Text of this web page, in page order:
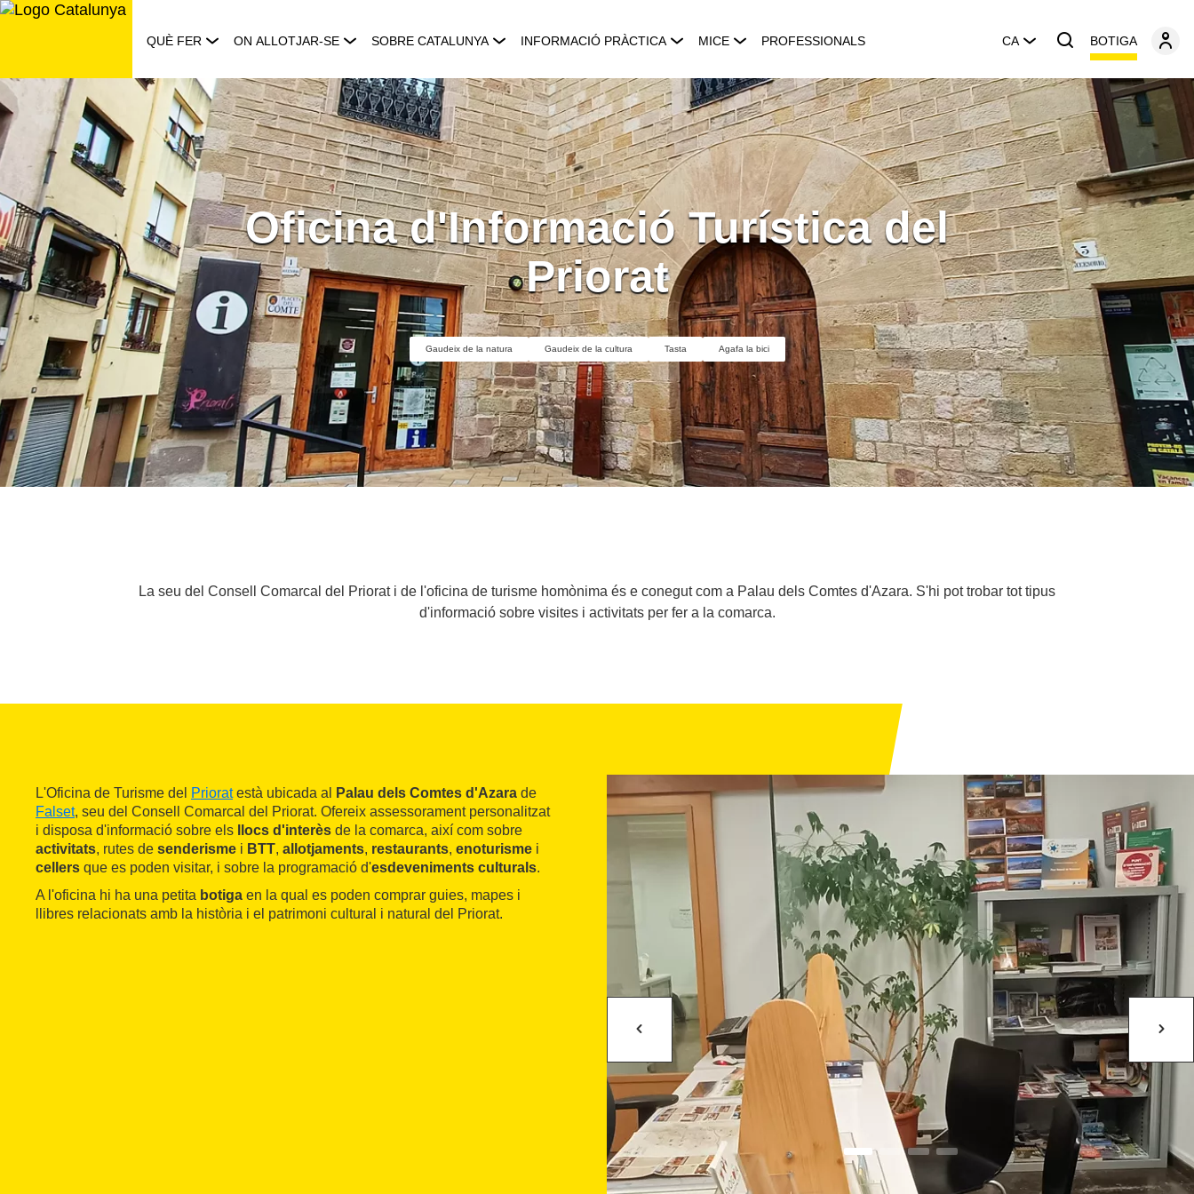
Saltar
QUÈ FER ON ALLOTJAR-SE SOBRE CATALUNYA INFORMACIÓ PRÀCTICA MICE PROFESSIONALS CA BOTIGA
Oficina d'Informació Turística del
Priorat
Gaudeix de la natura Gaudeix de la cultura Tasta Agafa la bici
La seu del Consell Comarcal del Priorat i de l'oficina de turisme homònima és e conegut com a Palau dels Comtes d'Azara. S'hi pot trobar tot tipus
d'informació sobre visites i activitats per fer a la comarca.
L'Oficina de Turisme del Prioratestà ubicada al Palau dels Comtes d'Azara de
Falset, seu del Consell Comarcal del Priorat. Ofereix assessorament personalitzat
i disposa d'informació sobre els
llocs d'interès de la comarca, així com sobre
activitats, rutes de senderisme i BTT, allotjaments, restaurants, enoturisme i
cellers que es poden visitar, i sobre la programació d'esdeveniments culturals.
A l'oficina hi ha una petita botiga en la qual es poden comprar guies, mapes i
llibres relacionats amb la història i el patrimoni cultural i natural del Priorat.